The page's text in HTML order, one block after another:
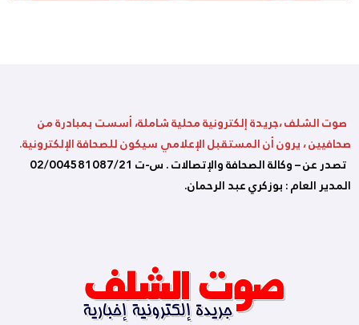
صوت الشلف ،جريدة إلكترونية محلية شاملة، أسست بمبادرة من
صحافيين ، يرون أن المستقبل الإعلامي سيكون للصحافة الإلكترونية.
تصدر عن – وكالة الصحافة والإتصالات . س-ت 02/004581087/21
المدير العام : بوزكري عبد الرحمان.